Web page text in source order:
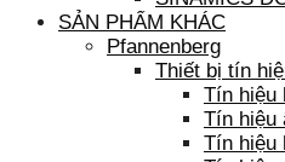
SẢN PHẨM KHÁC
Pfannenberg
Thiết bị tín
Tín hiệu
Tín hiệu
Tín hiệu